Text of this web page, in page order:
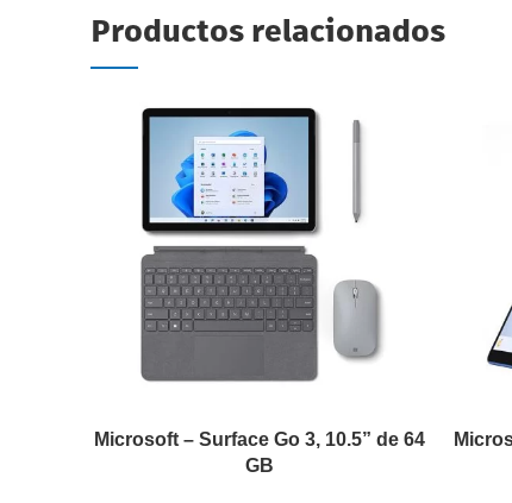
Productos relacionados
Microsoft – Surface Go 3, 10.5” de 64
GB